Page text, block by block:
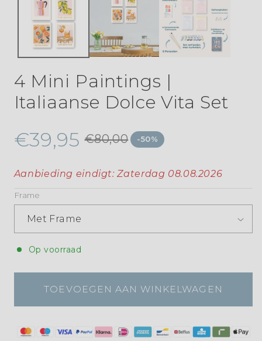
4 Mini Paintings |
Italiaanse Dolce Vita Set
€39,95 €80,00 -50%
Aanbieding eindigt:Zaterdag 08.08.2026
Frame
Op voorraad
TOEVOEGEN AAN WINKELWAGEN